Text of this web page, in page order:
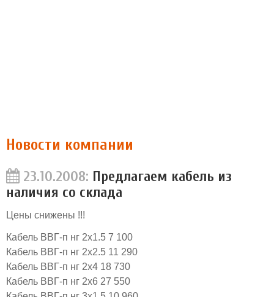
Новости компании
23.10.2008: Предлагаем кабель из
наличия со склада
Цены снижены !!!
Кабель ВВГ-п нг 2х1.5 7 100
Кабель ВВГ-п нг 2х2.5 11 290
Кабель ВВГ-п нг 2х4 18 730
Кабель ВВГ-п нг 2х6 27 550